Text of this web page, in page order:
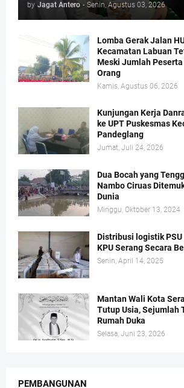
by Jagat Antero - Senin, Agustus 03, 2026
Lomba Gerak Jalan
Kecamatan Labuan
Meski Jumlah
Orang
Kamis, Agustus 06, 2026
Kunjungan Kerja
ke UPT Puskesmas
Pandeglang
Jumat, Juli 24, 2026
Dua Bocah yang
Nambo Ciruas
Dunia
Minggu, Oktober 13, 2024
Distribusi logistik
KPU Serang Secara
Senin, April 14, 2025
Mantan Wali Kota
Tutup Usia, Sejumlah
Rumah Duka
Selasa, Juni 23, 2026
PEMBANGUNAN